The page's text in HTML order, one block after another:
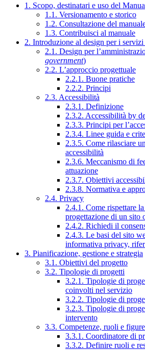
1. Scopo, destinatari e uso del
1.1. Versionamento e storico
1.2. Consultazione del
1.3. Contribuisci al manuale
2. Introduzione al design per i
2.1. Design per
government)
2.2. L’approccio progettuale
2.2.1. Buone pratiche
2.2.2. Principi
2.3. Accessibilità
2.3.1. Definizione
2.3.2. Accessibilità by
2.3.3. Principi per
2.3.4. Linee guida e
2.3.5. Come rilasciare
accessibilità
2.3.6. Meccanismo di
attuazione
2.3.7. Obiettivi
2.3.8. Normativa e
2.4. Privacy
2.4.1. Come rispettare
progettazione di un sito
2.4.2. Richiedi il
2.4.3. Le basi del sito
informativa privacy,
3. Pianificazione, gestione e strategia
3.1. Obiettivi del progetto
3.2. Tipologie di progetti
3.2.1. Tipologie di
coinvolti nel servizio
3.2.2. Tipologie di
3.2.3. Tipologie di
intervento
3.3. Competenze, ruoli e
3.3.1. Coordinatore di
3.3.2. Definire ruoli e